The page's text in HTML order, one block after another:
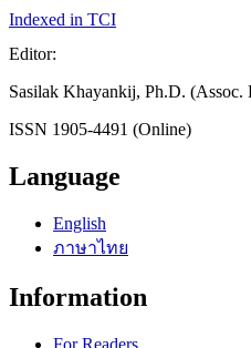
Indexed in TCI
Editor:
Sasilak Khayankij, Ph.D. (Assoc.
ISSN 1905-4491 (Online)
Language
English
ภาษาไทย
Information